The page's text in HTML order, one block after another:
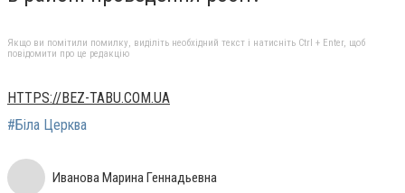
Якщо ви помітили помилку, виділіть необхідний текст і натисніть Ctrl + Enter, щоб
повідомити про це редакцію
HTTPS://BEZ-TABU.COM.UA
#Біла Церква
Иванова Марина Геннадьевна